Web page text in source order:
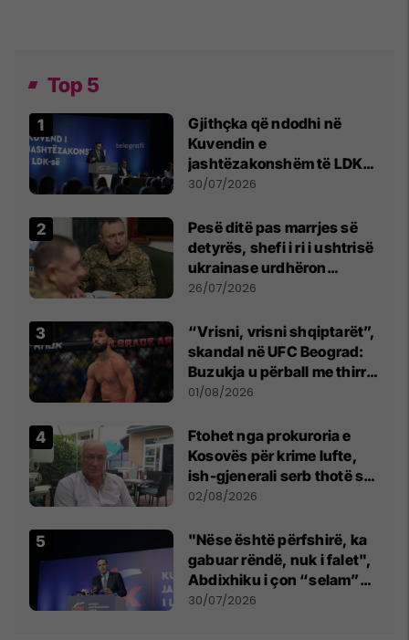
Top 5
Gjithçka që ndodhi në
Kuvendin e
jashtëzakonshëm të LDK-
së
30/07/2026
Pesë ditë pas marrjes së
detyrës, shefi i ri i ushtrisë
ukrainase urdhëron
kontroll të madh
26/07/2026
“Vrisni, vrisni shqiptarët”,
skandal në UFC Beograd:
Buzukja u përball me thirrje
anti-shqiptare nga
01/08/2026
Ftohet nga prokuroria e
Kosovës për krime lufte,
ish-gjenerali serb thotë se
dikush e tradhtoi në
02/08/2026
"Nëse është përfshirë, ka
gabuar rëndë, nuk i falet",
Abdixhiku i çon “selam”
Përparim Ramës
30/07/2026